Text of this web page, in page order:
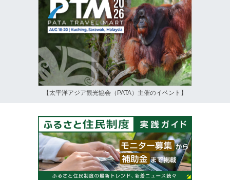
【太平洋アジア観光協会（PATA）主催のイベント】